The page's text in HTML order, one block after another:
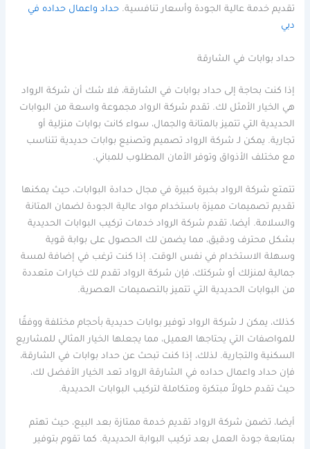
تقديم خدمة عالية الجودة وأسعار تنافسية.حداد واعمال حداده في
دبي
حداد بوابات في الشارقة
إذا كنت بحاجة إلى حداد بوابات في الشارقة، فلا شك أن شركة الرواد
هي الخيار الأمثل لك. تقدم شركة الرواد مجموعة واسعة من البوابات
الحديدية التي تتميز بالمتانة والجمال، سواء كانت بوابات منزلية أو
تجارية. يمكن لـ شركة الرواد تصميم وتصنيع بوابات حديدية تتناسب
مع مختلف الأذواق وتوفر الأمان المطلوب للمباني.
تتمتع شركة الرواد بخبرة كبيرة في مجال حدادة البوابات، حيث يمكنها
تقديم تصميمات مميزة باستخدام مواد عالية الجودة لضمان المتانة
والسلامة. أيضا، تقدم شركة الرواد خدمات تركيب البوابات الحديدية
بشكل محترف ودقيق، مما يضمن لك الحصول على بوابة قوية
وسهلة الاستخدام في نفس الوقت. إذا كنت ترغب في إضافة لمسة
جمالية لمنزلك أو شركتك، فإن شركة الرواد تقدم لك خيارات متعددة
من البوابات الحديدية التي تتميز بالتصميمات العصرية.
كذلك، يمكن لـ شركة الرواد توفير بوابات حديدية بأحجام مختلفة ووفقًا
للمواصفات التي يحتاجها العميل، مما يجعلها الخيار المثالي للمشاريع
السكنية والتجارية. لذلك، إذا كنت تبحث عن حداد بوابات في الشارقة،
فإن حداد واعمال حداده في الشارقة الرواد تعد الخيار الأفضل لك،
حيث تقدم حلولاً مبتكرة ومتكاملة لتركيب البوابات الحديدية.
أيضا، تضمن شركة الرواد تقديم خدمة ممتازة بعد البيع، حيث تهتم
بمتابعة جودة العمل بعد تركيب البوابة الحديدية. كما تقوم بتوفير